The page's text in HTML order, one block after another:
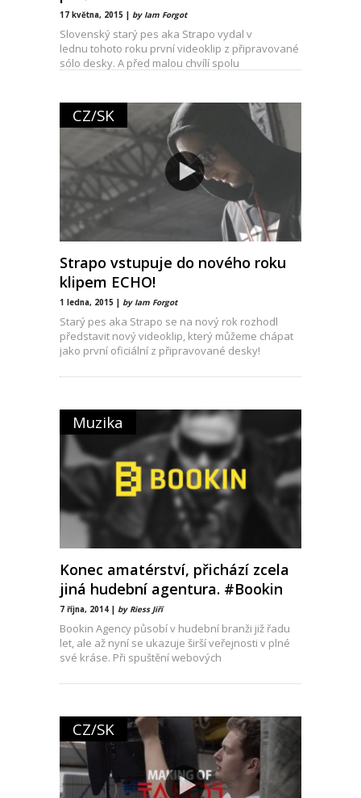
17 května, 2015 | by Iam Forgot
Slovenský starý pes aka Strapo vydal v
lednu tohoto roku první videoklip z připravované
sólo desky. A před malou chvílí spolu
CZ/SK
Strapo vstupuje do nového roku
klipem ECHO!
1 ledna, 2015 | by Iam Forgot
Starý pes aka Strapo se na nový rok rozhodl
představit nový videoklip, který můžeme chápat
jako první oficiální z připravované desky!
Muzika
Konec amatérství, přichází zcela
jiná hudební agentura. #Bookin
7 října, 2014 | by Riess Jiří
Bookin Agency působí v hudební branži již řadu
let, ale až nyní se ukazuje širší veřejnosti v plné
své kráse. Při spuštění webových
CZ/SK